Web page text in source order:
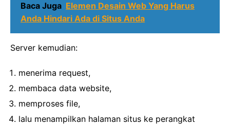
Baca Juga Elemen Desain Web Yang Harus
Anda Hindari Ada di Situs Anda
Server kemudian:
menerima request,
membaca data website,
memproses file,
lalu menampilkan halaman situs ke perangkat